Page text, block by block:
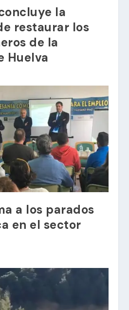
la
restaurar los
de la
Huelva
a los parados
en el sector